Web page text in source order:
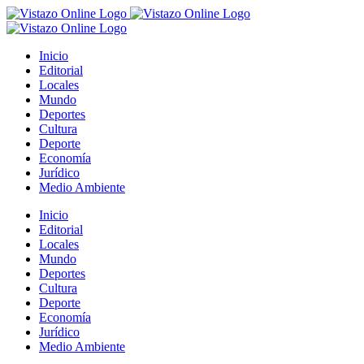
Saltar
al
Inicio
Editorial
Locales
Mundo
Deportes
Cultura
Deporte
Economía
Jurídico
Medio Ambiente
Inicio
Editorial
Locales
Mundo
Deportes
Cultura
Deporte
Economía
Jurídico
Medio Ambiente